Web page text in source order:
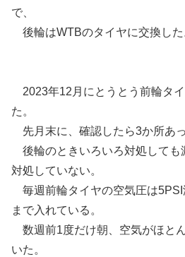
で、
後輪はWTBのタイヤに交換した
2023年12月にとうとう前輪タ
た。
先月末に、確認したら3か所あっ
後輪のときいろいろ対処しても
対処していない。
毎週前輪タイヤの空気圧は5PSI
まで入れている。
数週前1度だけ朝、空気がほと
いた。